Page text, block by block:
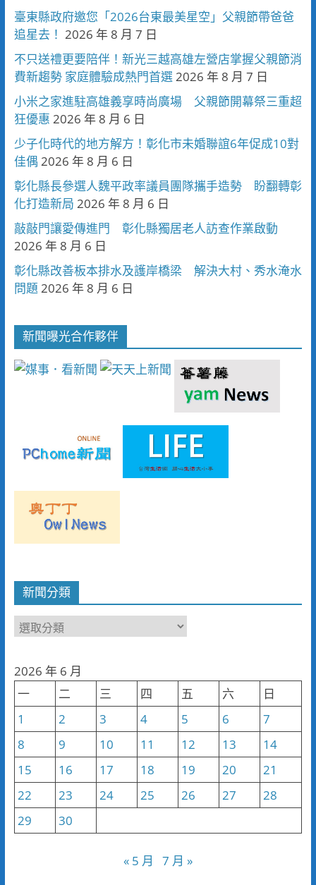
臺東縣政府邀您「2026台東最美星空」父親節帶爸爸
追星去！ 2026 年 8 月 7 日
不只送禮更要陪伴！新光三越高雄左營店掌握父親節消
費新趨勢 家庭體驗成熱門首選 2026 年 8 月 7 日
小米之家進駐高雄義享時尚廣場 父親節開幕祭三重超
狂優惠 2026 年 8 月 6 日
少子化時代的地方解方！彰化市未婚聯誼6年促成10對
佳偶 2026 年 8 月 6 日
彰化縣長參選人魏平政率議員團隊攜手造勢 盼翻轉彰
化打造新局 2026 年 8 月 6 日
敲敲門讓愛傳進門 彰化縣獨居老人訪查作業啟動
2026 年 8 月 6 日
彰化縣改善板本排水及護岸橋梁 解決大村、秀水淹水
問題 2026 年 8 月 6 日
新聞曝光合作夥伴
新聞分類
新
類
2026 年 6 月
一
二 三 四 五 六
日
1
2 3 4 5 6
7
8
9 10 11 12 13
14
15
16 17 18 19 20
21
22
23 24 25 26 27
28
29
30
« 5 月 7 月 »